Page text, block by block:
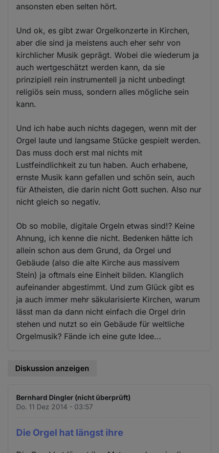
ansonsten eben selten hört.
Und ok, es gibt zwar Orgelkonzerte in Kirchen,
aber die sind ja meistens auch eher sehr von
kirchlicher Musik geprägt. Wobei die wiederum ja
auch wertgeschätzt werden kann, da sie
prinzipiell rein instrumentell ja nicht unbedingt
religiös sein muss, sondern alles mögliche sein
kann.
Und ich habe auch nichts dagegen, wenn mit der
Orgel laute und langsame Stücke gespielt werden.
Das muss doch erst mal nichts mit
Lustfeindlichkeit zu tun haben. Auch erhabene,
ernste Musik kann gefallen und schön sein, auch
für Atheisten, die darin nicht Gott suchen. Also nur
nicht gleich so negativ.
Ob so mobile, digitale Orgeln etwas sind!? Keine
Ahnung, ich kenne die nicht. Bedenken hätte ich
allein schon aus dem Grund, da Orgel und
Gebäude (also die alte Kirche aus massivem
Stein) ja oftmals eine Einheit bilden. Klanglich
aufeinander abgestimmt. Und zum Glück gibt es
ja auch immer mehr säkularisierte Kirchen, warum
lässt man da dann nicht einfach die Orgel drin
stehen und nutzt so ein Gebäude für weltliche
Orgelmusik? Fände ich eine gute Idee...
Diskussion anzeigen
Bernhard Dingler (nicht überprüft)
Do. 11 Dez 2014 - 03:57
Die Orgel hat längst ihre